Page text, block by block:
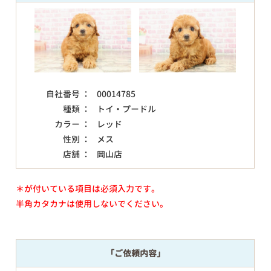
自社番号 ：
00014785
種類 ：
トイ・プードル
カラー ：
レッド
性別 ：
メス
店舗 ：
岡山店
＊が付いている項目は必須入力です。
半角カタカナは使用しないでください。
「ご依頼内容」